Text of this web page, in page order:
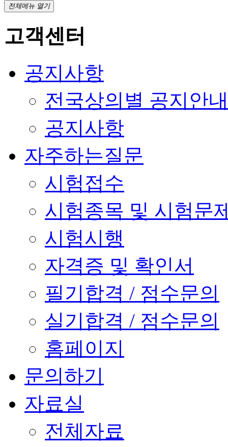
전체메뉴 열기
고객센터
공지사항
전국상의별 공지안내
공지사항
자주하는질문
시험접수
시험종목 및 시험문
시험시행
자격증 및 확인서
필기합격 / 점수문의
실기합격 / 점수문의
홈페이지
문의하기
자료실
전체자료